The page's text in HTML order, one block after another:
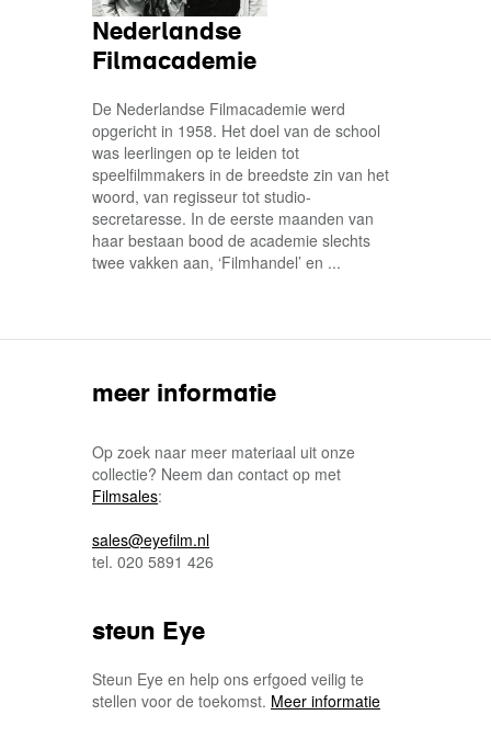
Nederlandse
Filmacademie
De Nederlandse Filmacademie werd
opgericht in 1958. Het doel van de school
was leerlingen op te leiden tot
speelfilmmakers in de breedste zin van het
woord, van regisseur tot studio-
secretaresse. In de eerste maanden van
haar bestaan bood de academie slechts
twee vakken aan, ‘Filmhandel’ en ...
meer informatie
Op zoek naar meer materiaal uit onze
collectie? Neem dan contact op met
Filmsales:
sales@eyefilm.nl
tel. 020 5891 426
steun Eye
Steun Eye en help ons erfgoed veilig te
stellen voor de toekomst. Meer informatie